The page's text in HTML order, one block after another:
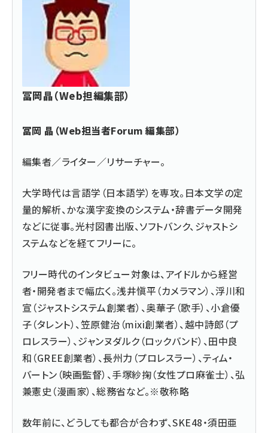
冨岡晶（Web担編集部）
冨岡 晶（Web担当者Forum 編集部）
編集者／ライター／リサーチャー。
大学時代は言語学（日本語学）を専攻。日本文学の定
量的解析、かな漢字変換のシステム・辞書データ開発
などに従事。光村図書出版、ソフトバンク、ジャストシ
ステムなどを経てフリーに。
フリー時代のインタビュー対象は、アイドルから経営
者・開発者まで幅広く。浅井愼平（カメラマン）、浮川和
宣（ジャストシステム創業者）、奥華子（歌手）、小倉優
子（タレント）、笠原健治（mixi創業者）、越中詩郎（プ
ロレスラー）、ジャンヌダルク（ロックバンド）、田中良
和（GREE創業者）、長州力（プロレスラー）、ティム・
バートン（映画監督）、手塚紗掬（女性プロ麻雀士）、弘
兼憲史（漫画家）、総務省など。※敬称略
数年前に、どうしても都合が合わず、SKE48・須田亜